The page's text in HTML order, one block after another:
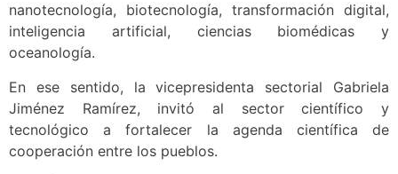
nanotecnología, biotecnología, transformación digital,
inteligencia artificial, ciencias biomédicas y
oceanología.
En ese sentido, la vicepresidenta sectorial Gabriela
Jiménez Ramírez, invitó al sector científico y
tecnológico a fortalecer la agenda científica de
cooperación entre los pueblos.